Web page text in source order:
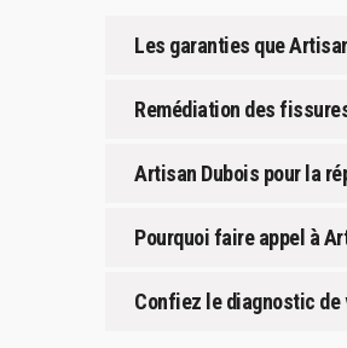
Les garanties que
Remédiation des
Artisan Dubois pour la
Pourquoi faire appel à
Confiez le diagnostic de